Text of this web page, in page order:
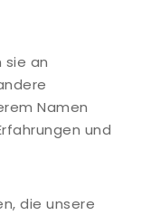
sie an
Namen
und
die unsere